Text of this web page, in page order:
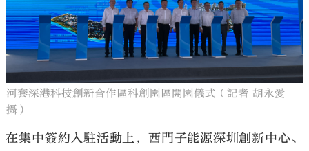
河套深港科技創新合作區科創園區開園儀式（記者 胡永愛
攝）
在集中簽約入駐活動上，西門子能源深圳創新中心、